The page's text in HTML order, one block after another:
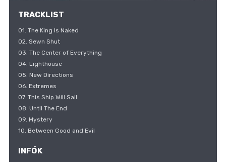
TRACKLIST
01. The King Is Naked
02. Sewn Shut
03. The Center of Everything
04. Lighthouse
05. New Directions
06. Extremes
07. This Ship Will Sail
08. Until The End
09. Mystery
10. Between Good and Evil
INFÓK